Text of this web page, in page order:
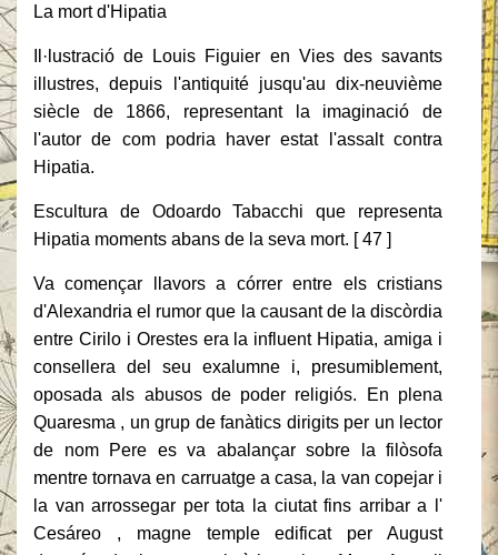
La mort d'Hipatia
Il·lustració de Louis Figuier en Vies des savants
illustres, depuis l'antiquité jusqu'au dix-neuvième
siècle de 1866, representant la imaginació de
l'autor de com podria haver estat l'assalt contra
Hipatia.
Escultura de Odoardo Tabacchi que representa
Hipatia moments abans de la seva mort. [ 47 ]
Va començar llavors a córrer entre els cristians
d'Alexandria el rumor que la causant de la discòrdia
entre Cirilo i Orestes era la influent Hipatia, amiga i
consellera del seu exalumne i, presumiblement,
oposada als abusos de poder religiós. En plena
Quaresma , un grup de fanàtics dirigits per un lector
de nom Pere es va abalançar sobre la filòsofa
mentre tornava en carruatge a casa, la van copejar i
la van arrossegar per tota la ciutat fins arribar a l'
Cesáreo , magne temple edificat per August